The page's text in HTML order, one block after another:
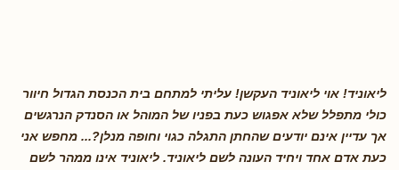
ליאוניד! אוי ליאוניד העקשן! עליתי למתחם בית הכנסת הגדול חיוור
כולי מתפלל שלא אפגוש כעת בפניו של המוהל או הסנדק הנרגשים
אך עדיין אינם יודעים שהחתן התגלה כגוי וחופה מנלן?... מחפש אני
כעת אדם אחד ויחיד העונה לשם ליאוניד. ליאוניד אינו ממהר לשם